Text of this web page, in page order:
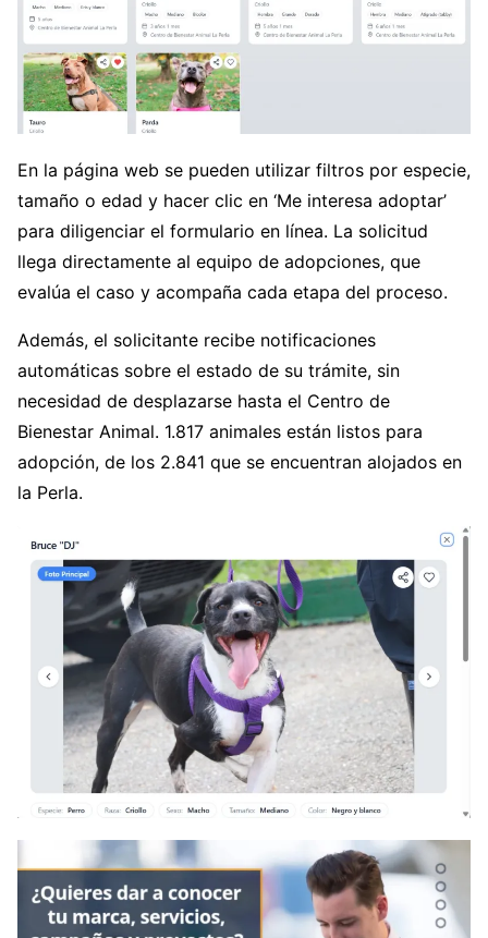
En la página web se pueden utilizar filtros por especie,
tamaño o edad y hacer clic en ‘Me interesa adoptar’
para diligenciar el formulario en línea. La solicitud
llega directamente al equipo de adopciones, que
evalúa el caso y acompaña cada etapa del proceso.
Además, el solicitante recibe notificaciones
automáticas sobre el estado de su trámite, sin
necesidad de desplazarse hasta el Centro de
Bienestar Animal. 1.817 animales están listos para
adopción, de los 2.841 que se encuentran alojados en
la Perla.